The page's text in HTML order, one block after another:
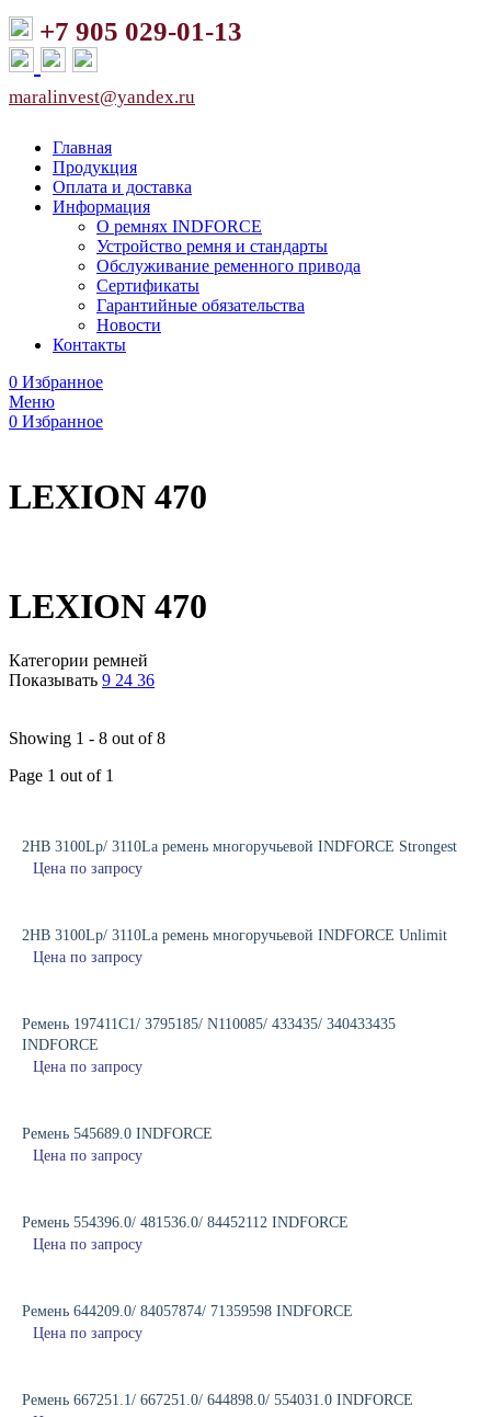
+7 905 029-01-13
maralinvest@yandex.ru
Главная
Продукция
Оплата и доставка
Информация
О ремнях INDFORCE
Устройство ремня и стандарты
Обслуживание ременного привода
Сертификаты
Гарантийные обязательства
Новости
Контакты
0 Избранное
Меню
0 Избранное
LEXION 470
LEXION 470
Категории ремней
Показывать 9 24 36
Showing 1 - 8 out of 8
Page 1 out of 1
2HB 3100Lp/ 3110La ремень многоручьевой INDFORCE Strongest
Цена по запросу
2HB 3100Lp/ 3110La ремень многоручьевой INDFORCE Unlimit
Цена по запросу
Ремень 197411C1/ 3795185/ N110085/ 433435/ 340433435
INDFORCE
Цена по запросу
Ремень 545689.0 INDFORCE
Цена по запросу
Ремень 554396.0/ 481536.0/ 84452112 INDFORCE
Цена по запросу
Ремень 644209.0/ 84057874/ 71359598 INDFORCE
Цена по запросу
Ремень 667251.1/ 667251.0/ 644898.0/ 554031.0 INDFORCE